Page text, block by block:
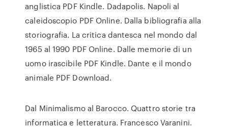
anglistica PDF Kindle. Dadapolis. Napoli al
caleidoscopio PDF Online. Dalla bibliografia alla
storiografia. La critica dantesca nel mondo dal
1965 al 1990 PDF Online. Dalle memorie di un
uomo irascibile PDF Kindle. Dante e il mondo
animale PDF Download.
Dal Minimalismo al Barocco. Quattro storie tra
informatica e letteratura. Francesco Varanini.